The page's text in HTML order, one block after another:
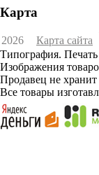
Карта
2026
Карта сайта
Типография.
Изображения
Продавец не хранит
Все товары